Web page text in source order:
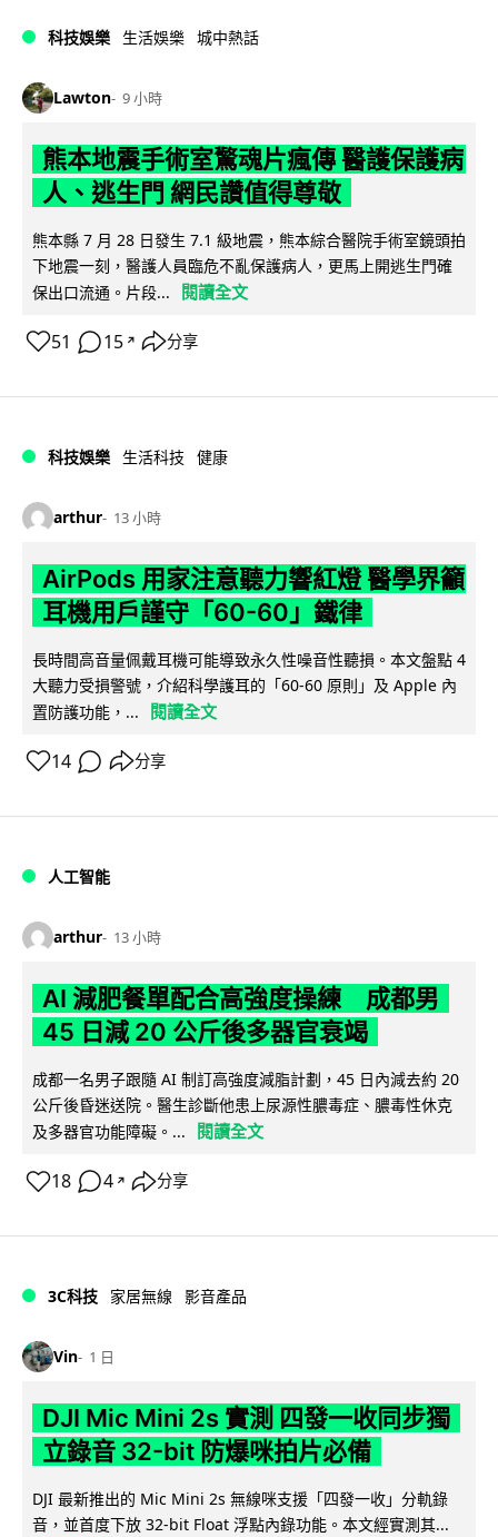
科技娛樂 生活娛樂 城中熱話
Lawton 9 小時
熊本地震手術室驚魂片瘋傳 醫護保護病
人、逃生門 網民讚值得尊敬
熊本縣 7 月 28 日發生 7.1 級地震，熊本綜合醫院手術室鏡頭拍
下地震一刻，醫護人員臨危不亂保護病人，更馬上開逃生門確
保出口流通。片段...
閱讀全文
51 15 ↗ 分享
科技娛樂 生活科技 健康
arthur 13 小時
AirPods 用家注意聽力響紅燈 醫學界籲
耳機用戶謹守「60-60」鐵律
長時間高音量佩戴耳機可能導致永久性噪音性聽損。本文盤點 4
大聽力受損警號，介紹科學護耳的「60-60 原則」及 Apple 內
置防護功能，...
閱讀全文
14 分享
人工智能
arthur 13 小時
AI 減肥餐單配合高強度操練 成都男
45 日減 20 公斤後多器官衰竭
成都一名男子跟隨 AI 制訂高強度減脂計劃，45 日內減去約 20
公斤後昏迷送院。醫生診斷他患上尿源性膿毒症、膿毒性休克
及多器官功能障礙。...
閱讀全文
18 4 ↗ 分享
3C科技 家居無線 影音產品
Vin 1 日
DJI Mic Mini 2s 實測 四發一收同步獨
立錄音 32-bit 防爆咪拍片必備
DJI 最新推出的 Mic Mini 2s 無線咪支援「四發一收」分軌錄
音，並首度下放 32-bit Float 浮點內錄功能。本文經實測其...